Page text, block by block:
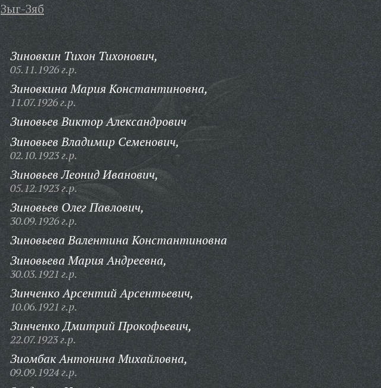
Зыг-Зяб
Зиновкин Тихон Тихонович,
05.11.1926 г.р.
Зиновкина Мария Константиновна,
11.07.1926 г.р.
Зиновьев Виктор Александрович
Зиновьев Владимир Семенович,
02.10.1923 г.р.
Зиновьев Леонид Иванович,
05.12.1923 г.р.
Зиновьев Олег Павлович,
30.09.1926 г.р.
Зиновьева Валентина Константиновна
Зиновьева Мария Андреевна,
30.03.1921 г.р.
Зинченко Арсентий Арсентьевич,
10.06.1921 г.р.
Зинченко Дмитрий Прокофьевич,
22.07.1923 г.р.
Зиомбак Антонина Михайловна,
09.09.1924 г.р.